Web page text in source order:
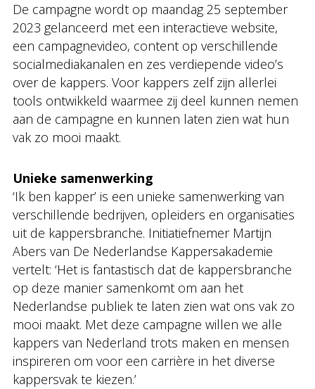
De campagne wordt op maandag 25 september
2023 gelanceerd met een interactieve website,
een campagnevideo, content op verschillende
socialmediakanalen en zes verdiepende video’s
over de kappers. Voor kappers zelf zijn allerlei
tools ontwikkeld waarmee zij deel kunnen nemen
aan de campagne en kunnen laten zien wat hun
vak zo mooi maakt.
Unieke samenwerking
‘Ik ben kapper’ is een unieke samenwerking van
verschillende bedrijven, opleiders en organisaties
uit de kappersbranche. Initiatiefnemer Martijn
Abers van De Nederlandse Kappersakademie
vertelt: ‘Het is fantastisch dat de kappersbranche
op deze manier samenkomt om aan het
Nederlandse publiek te laten zien wat ons vak zo
mooi maakt. Met deze campagne willen we alle
kappers van Nederland trots maken en mensen
inspireren om voor een carrière in het diverse
kappersvak te kiezen.’